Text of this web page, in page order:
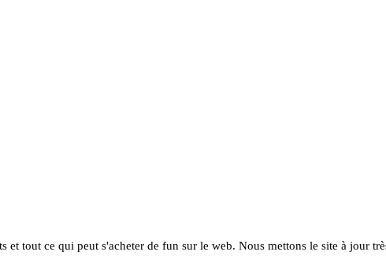
et tout ce qui peut s'acheter de fun sur le web. Nous mettons le site à jour